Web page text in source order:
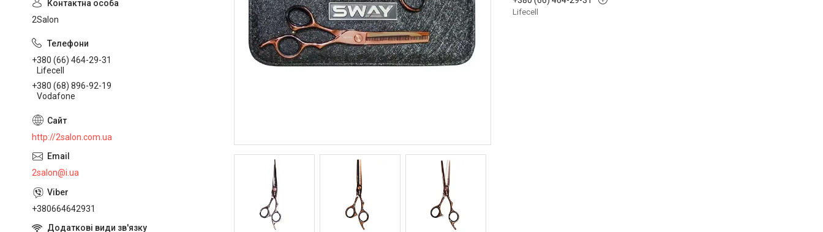
Lifecell
2Salon
+380 (66) 464-29-31
Lifecell
+380 (68) 896-92-19
Vodafone
http://2salon.com.ua
2salon@i.ua
+380664642931